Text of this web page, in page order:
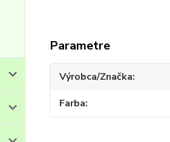
Parametre
Výrobca/Značka
Farba